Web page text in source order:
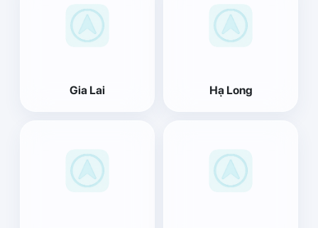
Gia Lai Hạ Long